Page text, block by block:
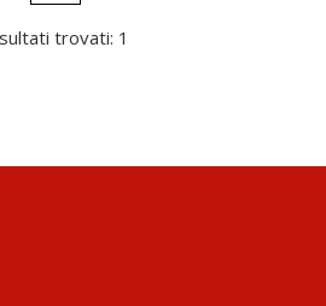
trovati: 1